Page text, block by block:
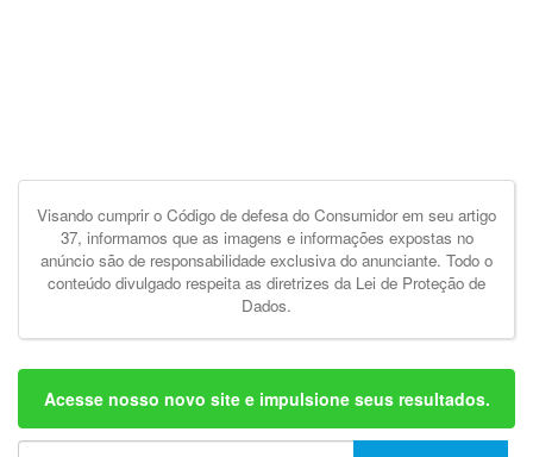
Visando cumprir o Código de defesa do Consumidor em seu artigo
37, informamos que as imagens e informações expostas no
anúncio são de responsabilidade exclusiva do anunciante. Todo o
conteúdo divulgado respeita as diretrizes da Lei de Proteção de
Dados.
Acesse nosso novo site e impulsione seus resultados.